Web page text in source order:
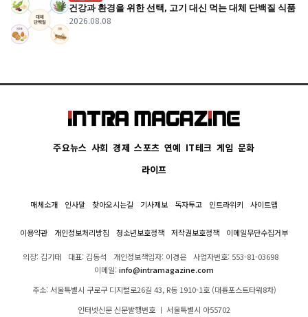
건강과 환경을 위한 선택, 고기 대신 먹는 대체 단백질 식품
2026.08.08
주요뉴스 사회 경제 스포츠 연예 IT테크 게임 문화
라이프
매체소개 인사말 찾아오시는길 기사제보 독자투고 인트라위키 사이트맵
이용약관 개인정보처리방침 청소년보호정책 저작권보호정책 이메일무단수집거부
의장: 김기태 대표: 김동석 개인정보책임자: 이경은
사업자번호: 553-81-03698
이메일:info@intramagazine.com
주소: 서울특별시 구로구 디지털로26길 43, R동 1910-1호 (대륭포스트타워8차)
인터넷신문 신문발행번호 ㅣ 서울특별시 아55702